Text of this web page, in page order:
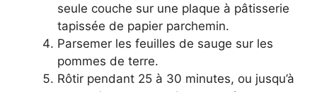
seule couche sur une plaque à pâtisserie
tapissée de papier parchemin.
Parsemer les feuilles de sauge sur les
pommes de terre.
Rôtir pendant 25 à 30 minutes, ou jusqu’à